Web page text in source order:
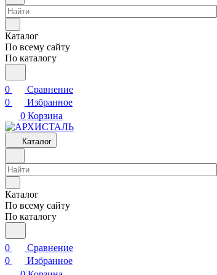
Каталог
По всему сайту
По каталогу
0
Сравнение
0
Избранное
0 Корзина
Каталог
Каталог
По всему сайту
По каталогу
0
Сравнение
0
Избранное